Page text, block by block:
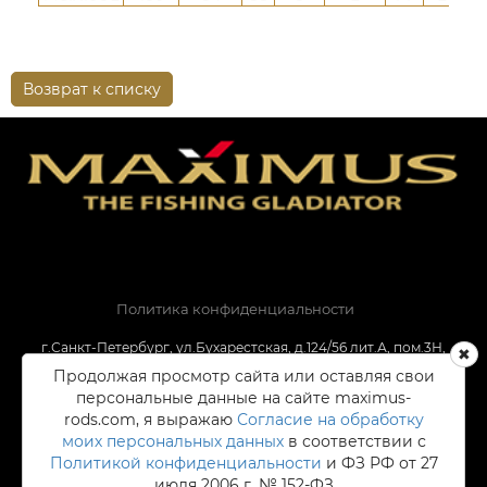
Возврат к списку
Политика конфиденциальности
г.Санкт-Петербург, ул.Бухарестская, д.124/56 лит.А, пом.3Н,
+7 (812) 679-70-40
info@eco-group.ru
Продолжая просмотр сайта или оставляя свои
персональные данные на сайте maximus-
rods.com, я выражаю Согласие на обработку
моих персональных данныхв соответствии с
Политикой конфиденциальности и ФЗ РФ от 27